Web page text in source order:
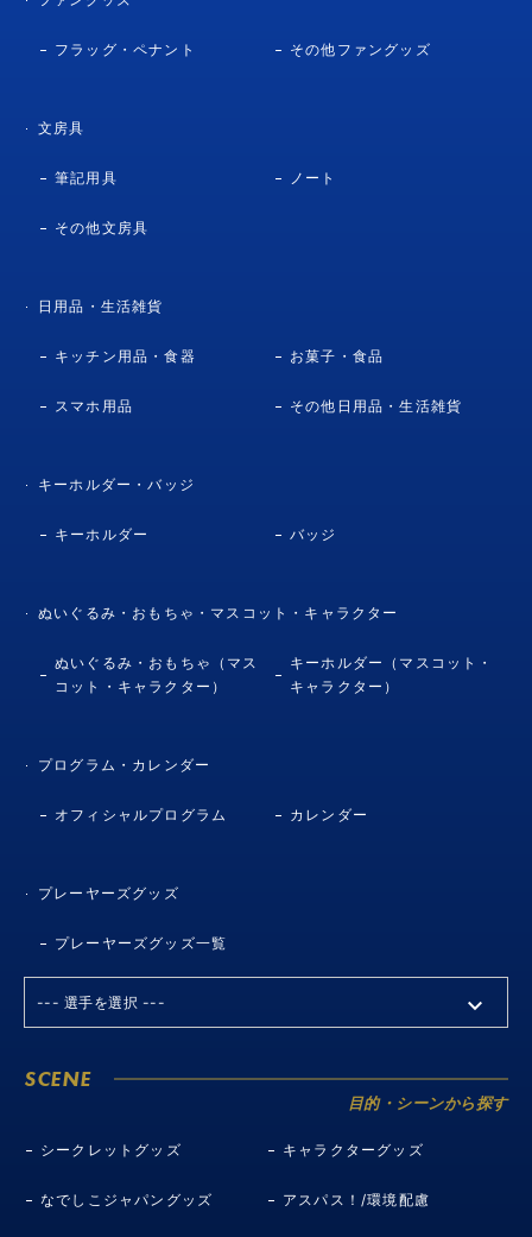
フラッグ・ペナント その他ファングッズ
文房具
筆記用具 ノート
その他文房具
日用品・生活雑貨
キッチン用品・食器 お菓子・食品
スマホ用品 その他日用品・生活雑貨
キーホルダー・バッジ
キーホルダー バッジ
ぬいぐるみ・おもちゃ・マスコット・キャラクター
ぬいぐるみ・おもちゃ（マス
コット・キャラクター）
キーホルダー（マスコット・
キャラクター）
プログラム・カレンダー
オフィシャルプログラム カレンダー
プレーヤーズグッズ
プレーヤーズグッズ一覧
SCENE
目的・シーンから探す
シークレットグッズ キャラクターグッズ
なでしこジャパングッズ アスパス！/環境配慮